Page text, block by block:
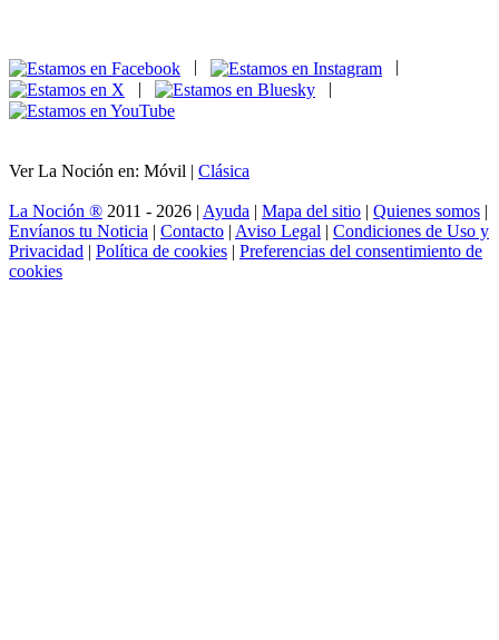
|
|
Ver La Noción en: Móvil | Clásica
La Noción ® 2011 - 2026 | Ayuda | Mapa del sitio | Quienes somos |
Envíanos tu Noticia | Contacto | Aviso Legal | Condiciones de Uso y
Privacidad | Política de cookies | Preferencias del consentimiento de
cookies